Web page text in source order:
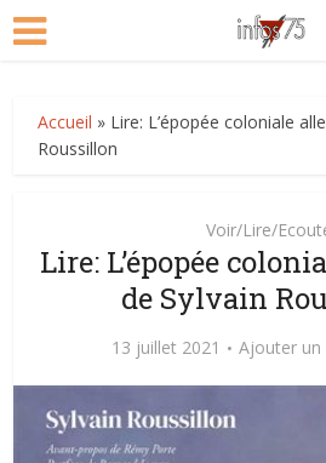
Accueil » Lire: L’épopée coloniale
Roussillon
Voir/Lire/
Lire: L’épopée
de Sylvain
13 juillet 2021 Ajouter